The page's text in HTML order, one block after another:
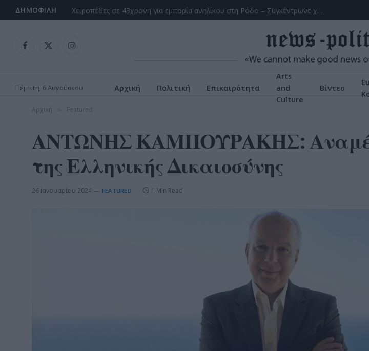
ΔΗΜΟΦΙΛΉ Χειροπέδες σε 43χρονη για εμπορία ανηλίκου στη Ρόδο – Συγκέντρωνε χρήματα από συμπονετικούς τουρίστες
Facebook
X
Instagram
Πέμπτη, 6 Αυγούστου Αρχική Πολιτική Επικαιρότητα
Arts
and
Culture
Βίντεο
Αρχική Featured
ΑΝΤΩΝΗΣ ΚΑΜΠΟΥΡΑΚΗΣ:
της Ελληνικής Δικαιοσύνης
26 Ιανουαρίου 2024 FEATURED 1 Min Read